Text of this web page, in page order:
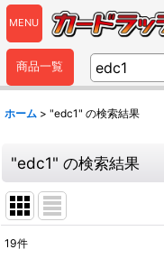
MENU
商品一覧
ホーム > "edc1" の検索結果
"edc1" の検索結果
19件